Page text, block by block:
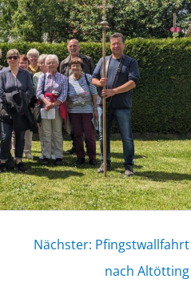
Nächster: Pfingstwallfahrt
nach Altötting